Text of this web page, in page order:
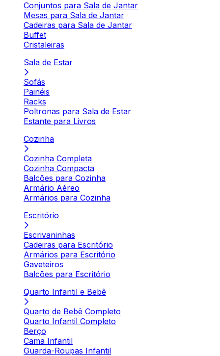
Conjuntos para Sala de Jantar
Mesas para Sala de Jantar
Cadeiras para Sala de Jantar
Buffet
Cristaleiras
Sala de Estar
Sofás
Painéis
Racks
Poltronas para Sala de Estar
Estante para Livros
Cozinha
Cozinha Completa
Cozinha Compacta
Balcões para Cozinha
Armário Aéreo
Armários para Cozinha
Escritório
Escrivaninhas
Cadeiras para Escritório
Armários para Escritório
Gaveteiros
Balcões para Escritório
Quarto Infantil e Bebê
Quarto de Bebê Completo
Quarto Infantil Completo
Berço
Cama Infantil
Guarda-Roupas Infantil